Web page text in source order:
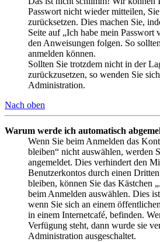
Passwort nicht wieder mitteilen,
zurücksetzen. Dies machen Sie,
Seite auf „Ich habe mein Passwort
den Anweisungen folgen. So
anmelden können.
Sollten Sie trotzdem nicht in der
zurückzusetzen, so wenden Sie
Administration.
Nach oben
Warum werde ich automatisch
Wenn Sie beim Anmelden das
bleiben“ nicht auswählen, werden
angemeldet. Dies verhindert den
Benutzerkontos durch einen
bleiben, können Sie das Kästchen
beim Anmelden auswählen. Dies
wenn Sie sich an einem
in einem Internetcafé, befinden.
Verfügung steht, dann wurde sie
Administration ausgeschaltet.